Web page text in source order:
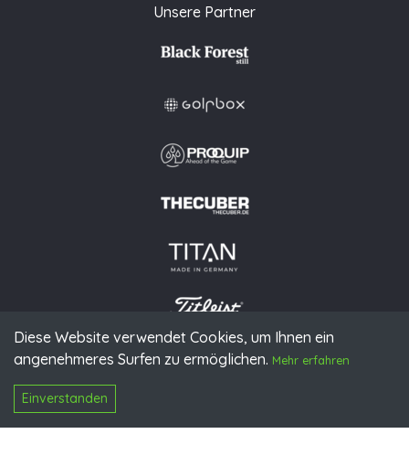
Diese Website verwendet Cookies, um Ihnen ein
angenehmeres Surfen zu ermöglichen. Mehr erfahren
Einverstanden
Unsere Partner
© 2026 PGAoG